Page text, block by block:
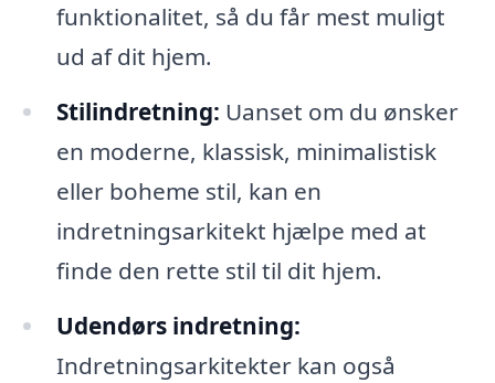
funktionalitet, så du får mest muligt
ud af dit hjem.
Stilindretning: Uanset om du ønsker
en moderne, klassisk, minimalistisk
eller boheme stil, kan en
indretningsarkitekt hjælpe med at
finde den rette stil til dit hjem.
Udendørs indretning:
Indretningsarkitekter kan også